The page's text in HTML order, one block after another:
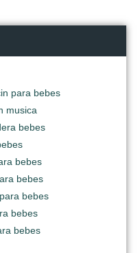
para bebes
musica
bebes
bebes
bebes
bebes
bebes
bebes